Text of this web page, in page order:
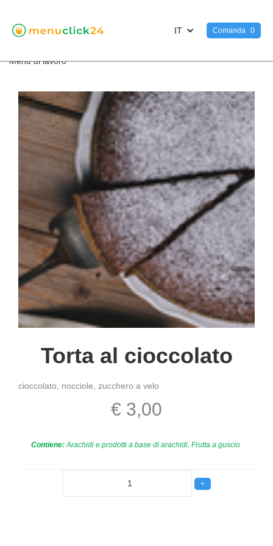
IT Comanda 0
Menu di lavoro
Torta al cioccolato
cioccolato, nocciole, zucchero a velo
€ 3,00
Contiene:Arachidi e prodotti a base di arachidi, Frutta a guscio